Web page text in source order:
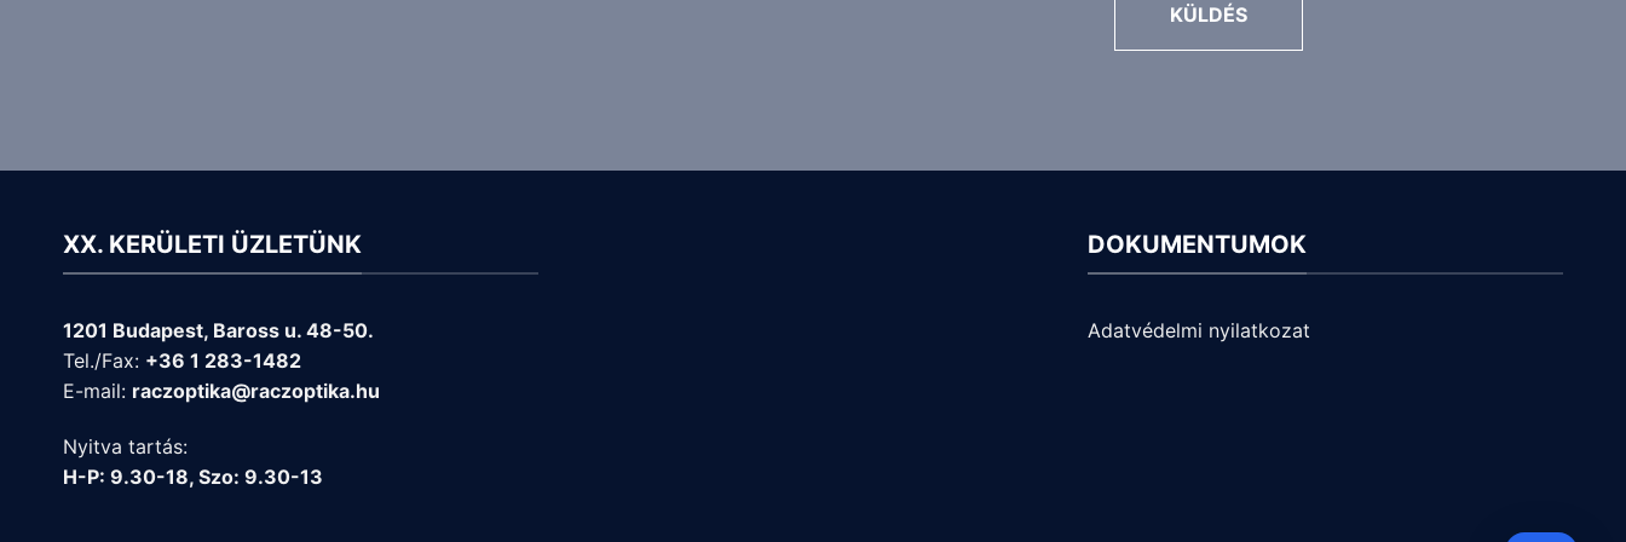
KÜLDÉS
XX. KERÜLETI ÜZLETÜNK
1201 Budapest, Baross u. 48-50.
Tel./Fax: +36 1 283-1482
E-mail: raczoptika@raczoptika.hu
Nyitva tartás:
H-P: 9.30-18, Szo: 9.30-13
DOKUMENTUMOK
Adatvédelmi nyilatkozat